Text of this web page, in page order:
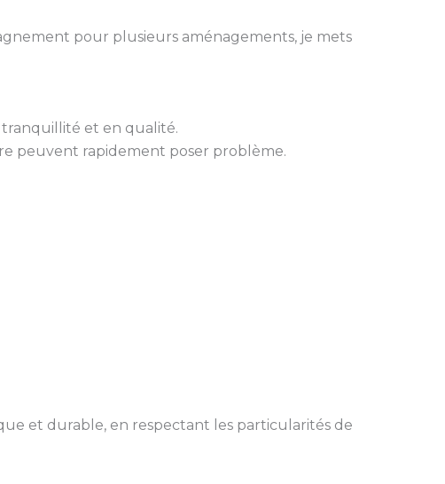
pour plusieurs aménagements, je mets
tranquillité et en qualité.
peuvent rapidement poser problème.
et durable, en respectant les particularités de